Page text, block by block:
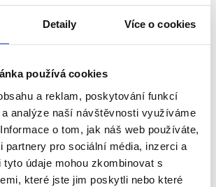
Detaily Více o cookies
používá cookies
a reklam, poskytování funkcí
analýze naší návštěvnosti využíváme
o tom, jak náš web používáte,
pro sociální média, inzerci a
tyto údaje mohou zkombinovat s
které jste jim poskytli nebo které
vedením. Výrok Zděňka Hřiba